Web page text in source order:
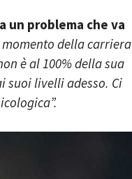
un problema che va
momento della carriera
è al 100% della sua
suoi livelli adesso. Ci